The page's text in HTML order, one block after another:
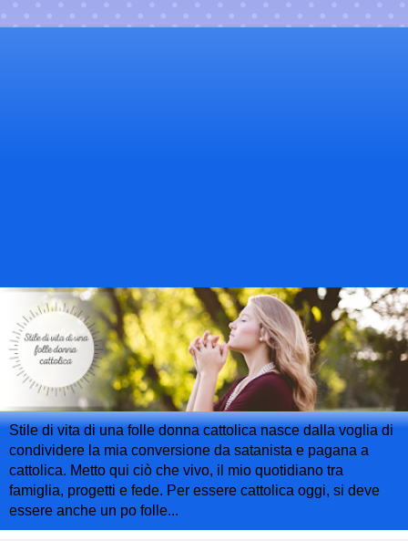
Stile di vita di una folle donna cattolica nasce dalla voglia di
condividere la mia conversione da satanista e pagana a
cattolica. Metto qui ciò che vivo, il mio quotidiano tra
famiglia, progetti e fede. Per essere cattolica oggi, si deve
essere anche un po folle...